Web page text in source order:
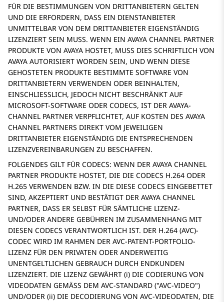
FÜR DIE BESTIMMUNGEN VON DRITTANBIETERN GELTEN
UND DIE ERFORDERN, DASS EIN DIENSTANBIETER
UNMITTELBAR VON DEM DRITTANBIETER EIGENSTÄNDIG
LIZENZIERT SEIN MUSS. WENN EIN AVAYA CHANNEL PARTNER
PRODUKTE VON AVAYA HOSTET, MUSS DIES SCHRIFTLICH VON
AVAYA AUTORISIERT WORDEN SEIN, UND WENN DIESE
GEHOSTETEN PRODUKTE BESTIMMTE SOFTWARE VON
DRITTANBIETERN VERWENDEN ODER BEINHALTEN,
EINSCHLIESSLICH, JEDOCH NICHT BESCHRÄNKT AUF
MICROSOFT-SOFTWARE ODER CODECS, IST DER AVAYA-
CHANNEL PARTNER VERPFLICHTET, AUF KOSTEN DES AVAYA
CHANNEL PARTNERS DIREKT VOM JEWEILIGEN
DRITTANBIETER EIGENSTÄNDIG DIE ENTSPRECHENDEN
LIZENZVEREINBARUNGEN ZU BESCHAFFEN.
FOLGENDES GILT FÜR CODECS: WENN DER AVAYA CHANNEL
PARTNER PRODUKTE HOSTET, DIE DIE CODECS H.264 ODER
H.265 VERWENDEN BZW. IN DIE DIESE CODECS EINGEBETTET
SIND, AKZEPTIERT UND BESTÄTIGT DER AVAYA CHANNEL
PARTNER, DASS ER SELBST FÜR SÄMTLICHE LIZENZ-
UND/ODER ANDERE GEBÜHREN IM ZUSAMMENHANG MIT
DIESEN CODECS VERANTWORTLICH IST. DER H.264 (AVC)-
CODEC WIRD IM RAHMEN DER AVC-PATENT-PORTFOLIO-
LIZENZ FÜR DEN PRIVATEN ODER ANDERWEITIG
UNENTGELTLICHEN GEBRAUCH DURCH ENDKUNDEN
LIZENZIERT. DIE LIZENZ GEWÄHRT (i) DIE CODIERUNG VON
VIDEODATEN GEMÄSS DEM AVC-STANDARD ( AVC-VIDEO )
UND/ODER (ii) DIE DECODIERUNG VON AVC-VIDEODATEN, DIE